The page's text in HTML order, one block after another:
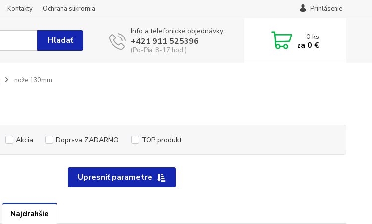
Kontakty Ochrana súkromia Prihlásenie
Hľadať
Info a telefonické objednávky.
+421 911 525396
(Po-Pia, 8-17 hod.)
0ks
za 0 €
nože 130mm
Upresniť parametre
Akcia Doprava ZADARMO TOP produkt
Najdrahšie